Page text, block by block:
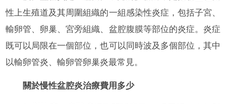
性上生殖道及其周圍組織的一組感染性炎症，包括子宮、
輸卵管、卵巢、宮旁組織、盆腔腹膜等部位的炎症。炎症
既可以局限在一個部位，也可以同時波及多個部位，其中
以輸卵管炎、輸卵管卵巢炎最常見。
關於慢性盆腔炎治療費用多少